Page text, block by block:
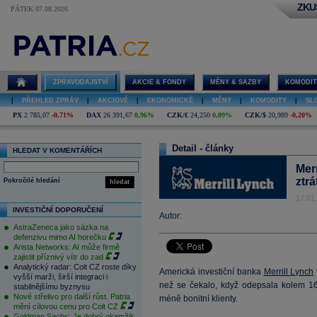
PÁTEK 07.08.2026
ZPRAVODAJSTVÍ AKCIE & FONDY MĚNY & SAZBY
PŘEHLED ZPRÁV AKCIOVÉ EKONOMICKÉ MĚNY KOMODITY
PX 2 785,07 -0,71% DAX 26 391,67 0,96% CZK/€ 24,250 0,09% CZK/$ 20,989 -0,20%
HLEDAT V KOMENTÁŘÍCH
hledat
Pokročilé hledání
INVESTIČNÍ DOPORUČENÍ
AstraZeneca jako sázka na
defenzivu mimo AI horečku
Arista Networks: AI může firmě
zajistit příznivý vítr do zad
Analytický radar: Colt CZ roste díky
vyšší marži, širší integraci i
stabilnějšímu byznysu
Nové střelivo pro další růst. Patria
mění cílovou cenu pro Colt CZ
Detail - články
Autor:
Americká investiční banka Merrill Lynch
než se čekalo, když odepsala kolem
méně bonitní klienty.